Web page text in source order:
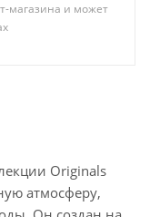
магазина и может
Originals
атмосферу,